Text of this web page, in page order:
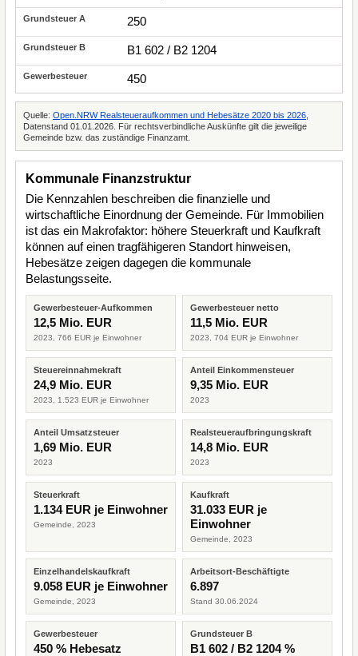
250
B1 602 / B2 1204
450
Quelle: Open.NRW Realsteueraufkommen und Hebesätze 2020 bis 2026
Datenstand 01.01.2026. Für rechtsverbindliche Auskünfte gilt die jeweilige
Gemeinde bzw. das zuständige Finanzamt.
Kommunale Finanzstruktur
Die Kennzahlen beschreiben die finanzielle und
wirtschaftliche Einordnung der Gemeinde. Für Immobilien
ist das ein Makrofaktor: höhere Steuerkraft und Kaufkraft
können auf einen tragfähigeren Standort hinweisen,
Hebesätze zeigen dagegen die kommunale
Belastungsseite.
Gewerbesteuer-Aufkommen
12,5 Mio. EUR
2023, 766 EUR je Einwohner
Gewerbesteuer netto
11,5 Mio. EUR
2023, 704 EUR je Einwohner
Steuereinnahmekraft
24,9 Mio. EUR
2023, 1.523 EUR je Einwohner
Anteil Einkommensteuer
9,35 Mio. EUR
2023
Anteil Umsatzsteuer
1,69 Mio. EUR
2023
Realsteueraufbringungskraft
14,8 Mio. EUR
2023
Steuerkraft
1.134 EUR je Einwohner
Gemeinde, 2023
Kaufkraft
31.033 EUR je
Einwohner
Gemeinde, 2023
Einzelhandelskaufkraft
9.058 EUR je Einwohner
Gemeinde, 2023
Arbeitsort-Beschäftigte
6.897
Stand 30.06.2024
Gewerbesteuer
450 % Hebesatz
Grundsteuer B
B1 602 / B2 1204 %